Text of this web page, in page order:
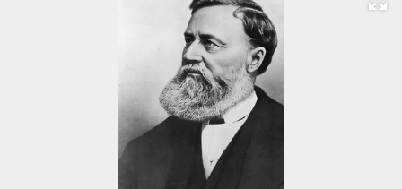
Развернуть